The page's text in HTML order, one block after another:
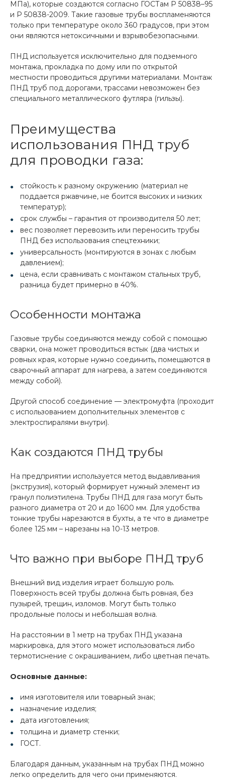
МПа), которые создаются согласно ГОСТам Р 50838–95
и Р 50838-2009. Такие газовые трубы воспламеняются
только при температуре около 360 градусов, при этом
они являются нетоксичными и взрывобезопасными.
ПНД используется исключительно для подземного
монтажа, прокладка по дому или по открытой
местности проводиться другими материалами. Монтаж
ПНД труб под дорогами, трассами невозможен без
специального металлического футляра (гильзы).
Преимущества
использования ПНД труб
для проводки газа:
стойкость к разному окружению (материал не
поддается ржавчине, не боится высоких и низких
температур);
срок службы – гарантия от производителя 50 лет;
вес позволяет перевозить или переносить трубы
ПНД без использования спецтехники;
универсальность (монтируются в зонах с любым
давлением);
цена, если сравнивать с монтажом стальных труб,
разница будет примерно в 40%.
Особенности монтажа
Газовые трубы соединяются между собой с помощью
сварки, она может проводиться встык (два чистых и
ровных края, которые нужно соединить, помещаются в
сварочный аппарат для нагрева, а затем соединяются
между собой).
Другой способ соединение — электромуфта (проходит
с использованием дополнительных элементов с
электроспиралями внутри).
Как создаются ПНД трубы
На предприятии используется метод выдавливания
(экструзия), который формирует нужный элемент из
гранул полиэтилена. Трубы ПНД для газа могут быть
разного диаметра от 20 и до 1600 мм. Для удобства
тонкие трубы нарезаются в бухты, а те что в диаметре
более 125 мм – нарезаны на 10-13 метров.
Что важно при выборе ПНД труб
Внешний вид изделия играет большую роль.
Поверхность всей трубы должна быть ровная, без
пузырей, трещин, изломов. Могут быть только
продольные полосы и небольшая волна.
На расстоянии в 1 метр на трубах ПНД указана
маркировка, для этого может использоваться либо
термотиснение с окрашиванием, либо цветная печать.
Основные данные:
имя изготовителя или товарный знак;
назначение изделия;
дата изготовления;
толщина и диаметр стенки;
ГОСТ.
Благодаря данным, указанным на трубах ПНД можно
легко определить для чего они применяются.